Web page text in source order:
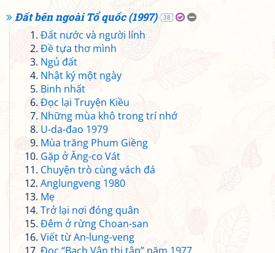
Đất bên ngoài Tổ quốc (1997) 38
Đất nước và người lính
Đề tựa thơ mình
Ngủ đất
Nhật ký một ngày
Binh nhất
Đọc lại Truyện Kiều
Những mùa khô trong trí nhớ
U-da-đao 1979
Mùa trăng Phum Giềng
Gặp ở Ăng-co Vát
Chuyện trò cùng vách đá
Anglungveng 1980
Mẹ
Trở lại nơi đóng quân
Đêm ở rừng Choan-san
Viết từ An-lung-veng